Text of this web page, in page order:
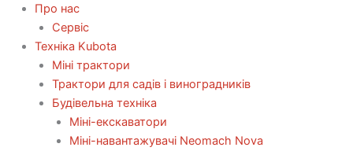
Про нас
Сервіс
Технiка Kubota
Міні трактори
Трактори для садів і виноградників
Будівельна техніка
Міні-екскаватори
Міні-навантажувачі Neomach Nova